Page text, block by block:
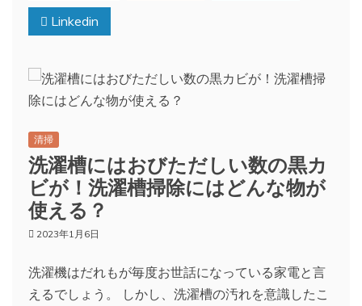
Linkedin
清掃
洗濯槽にはおびただしい数の黒カ
ビが！洗濯槽掃除にはどんな物が
使える？
2023年1月6日
洗濯機はだれもが毎度お世話になっている家電と言
えるでしょう。 しかし、洗濯槽の汚れを意識したこ